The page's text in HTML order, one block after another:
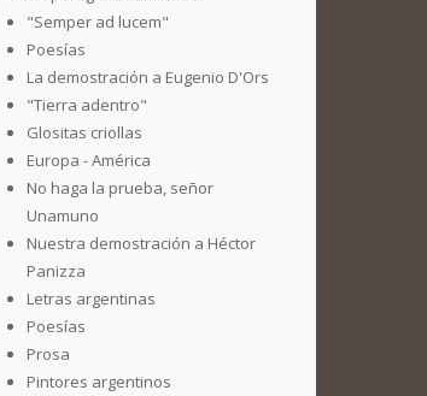
"Semper ad lucem"
Poesías
La demostración a Eugenio D'Ors
"Tierra adentro"
Glositas criollas
Europa - América
No haga la prueba, señor
Unamuno
Nuestra demostración a Héctor
Panizza
Letras argentinas
Poesías
Prosa
Pintores argentinos